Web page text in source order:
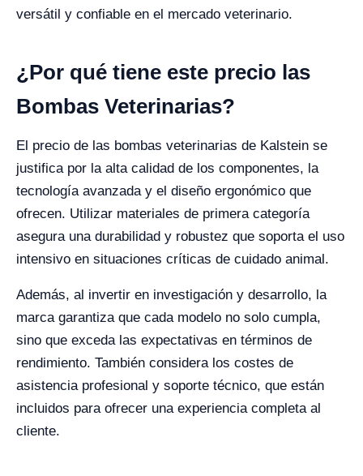
versátil y confiable en el mercado veterinario.
¿Por qué tiene este precio las
Bombas Veterinarias?
El precio de las bombas veterinarias de Kalstein se
justifica por la alta calidad de los componentes, la
tecnología avanzada y el diseño ergonómico que
ofrecen. Utilizar materiales de primera categoría
asegura una durabilidad y robustez que soporta el uso
intensivo en situaciones críticas de cuidado animal.
Además, al invertir en investigación y desarrollo, la
marca garantiza que cada modelo no solo cumpla,
sino que exceda las expectativas en términos de
rendimiento. También considera los costes de
asistencia profesional y soporte técnico, que están
incluidos para ofrecer una experiencia completa al
cliente.